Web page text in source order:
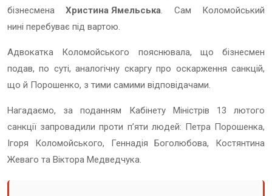
бізнесменаХристина Ямельська. Сам Коломойський
нині перебуває під вартою.
Адвокатка Коломойського пояснювала, що бізнесмен
подав, по суті, аналогічну скаргу про оскарження санкцій,
що й Порошенко, з тими самими відповідачами.
Нагадаємо, за поданням Кабінету Міністрів 13 лютого
санкції запровадили проти п’яти людей: Петра Порошенка,
Ігоря Коломойського, Геннадія Боголюбова, Костянтина
Жеваго та Віктора Медведчука.